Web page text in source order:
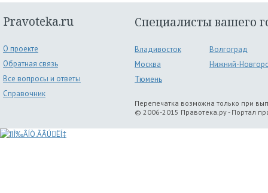
Pravoteka.ru
О проекте
Обратная связь
Все вопросы и ответы
Справочник
Специалисты вашего
Владивосток
Волгоград
Москва
Нижний-
Тюмень
Перепечатка возможна только при
© 2006-2015 Правотека.ру - Портал